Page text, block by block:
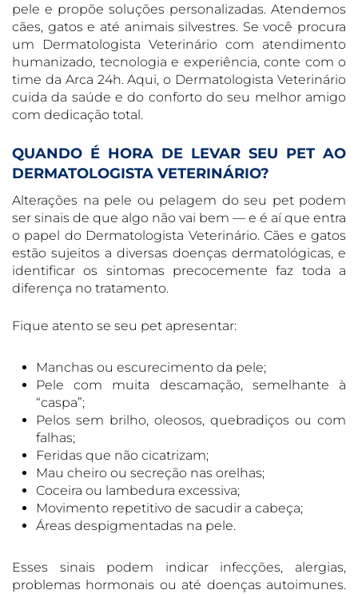
pele e propõe soluções personalizadas. Atendemos
cães, gatos e até animais silvestres. Se você procura
um Dermatologista Veterinário com atendimento
humanizado, tecnologia e experiência, conte com o
time da Arca 24h. Aqui, o Dermatologista Veterinário
cuida da saúde e do conforto do seu melhor amigo
com dedicação total.
QUANDO É HORA DE LEVAR SEU PET AO
DERMATOLOGISTA VETERINÁRIO?
Alterações na pele ou pelagem do seu pet podem
ser sinais de que algo não vai bem — e é aí que entra
o papel do Dermatologista Veterinário. Cães e gatos
estão sujeitos a diversas doenças dermatológicas, e
identificar os sintomas precocemente faz toda a
diferença no tratamento.
Fique atento se seu pet apresentar:
Manchas ou escurecimento da pele;
Pele com muita descamação, semelhante à
“caspa”;
Pelos sem brilho, oleosos, quebradiços ou com
falhas;
Feridas que não cicatrizam;
Mau cheiro ou secreção nas orelhas;
Coceira ou lambedura excessiva;
Movimento repetitivo de sacudir a cabeça;
Áreas despigmentadas na pele.
Esses sinais podem indicar infecções, alergias,
problemas hormonais ou até doenças autoimunes.